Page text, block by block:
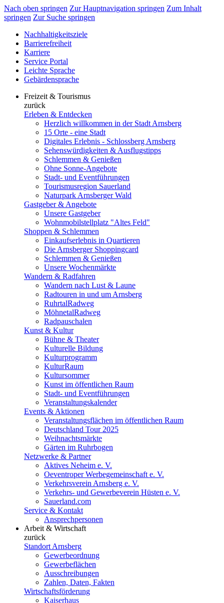
Nach oben springen Zur Hauptnavigation springen Zum Inhalt
springen Zur Suche springen
Nachhaltigkeitsziele
Barrierefreiheit
Karriere
Service Portal
Leichte Sprache
Gebärdensprache
Freizeit & Tourismus
zurück
Erleben & Entdecken
Herzlich willkommen in der Stadt Arnsberg
15 Orte - eine Stadt
Digitales Erlebnis - Schlossberg Arnsberg
Sehenswürdigkeiten & Ausflugstipps
Schlemmen & Genießen
Ohne Sonne-Angebote
Stadt- und Eventführungen
Tourismusregion Sauerland
Naturpark Arnsberger Wald
Gastgeber & Angebote
Unsere Gastgeber
Wohnmobilstellplatz "Altes Feld"
Shoppen & Schlemmen
Einkaufserlebnis in Quartieren
Die Arnsberger Shoppingcard
Schlemmen & Genießen
Unsere Wochenmärkte
Wandern & Radfahren
Wandern nach Lust & Laune
Radtouren in und um Arnsberg
RuhrtalRadweg
MöhnetalRadweg
Radpauschalen
Kunst & Kultur
Bühne & Theater
Kulturelle Bildung
Kulturprogramm
KulturRaum
Kultursommer
Kunst im öffentlichen Raum
Stadt- und Eventführungen
Veranstaltungskalender
Events & Aktionen
Veranstaltungsflächen im öffentlichen Raum
Deutschland Tour 2025
Weihnachtsmärkte
Gärten im Ruhrbogen
Netzwerke & Partner
Aktives Neheim e. V.
Oeventroper Werbegemeinschaft e. V.
Verkehrsverein Arnsberg e. V.
Verkehrs- und Gewerbeverein Hüsten e. V.
Sauerland.com
Service & Kontakt
Ansprechpersonen
Arbeit & Wirtschaft
zurück
Standort Arnsberg
Gewerbeordnung
Gewerbeflächen
Ausschreibungen
Zahlen, Daten, Fakten
Wirtschaftsförderung
Kaiserhaus